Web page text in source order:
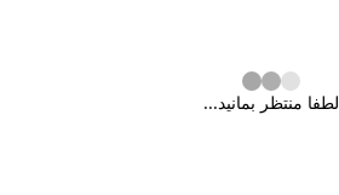
لطفا منتظر بمانید...